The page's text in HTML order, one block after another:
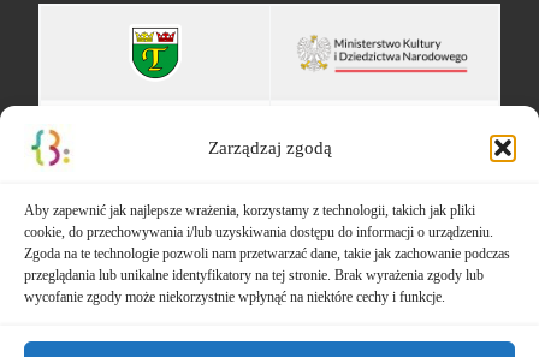
Zarządzaj zgodą
Aby zapewnić jak najlepsze wrażenia, korzystamy z technologii, takich jak pliki
cookie, do przechowywania i/lub uzyskiwania dostępu do informacji o urządzeniu.
Zgoda na te technologie pozwoli nam przetwarzać dane, takie jak zachowanie podczas
przeglądania lub unikalne identyfikatory na tej stronie. Brak wyrażenia zgody lub
wycofanie zgody może niekorzystnie wpłynąć na niektóre cechy i funkcje.